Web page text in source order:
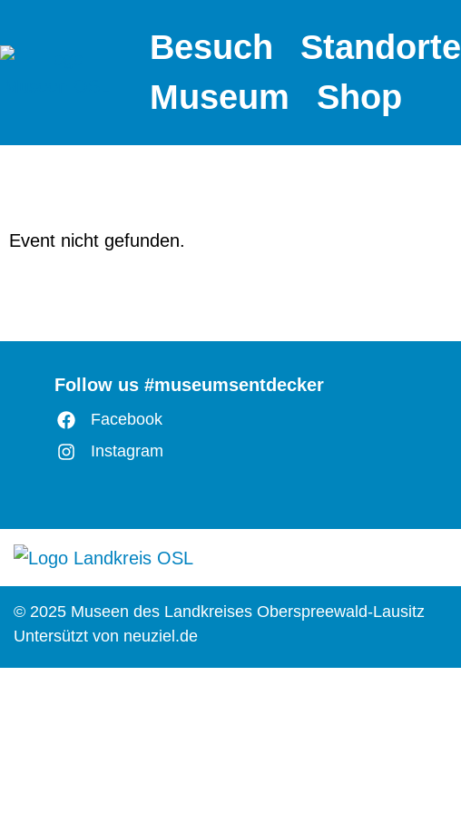
Besuch Standorte
Museum
Shop
Event nicht gefunden.
Follow us #museumsentdecker
Facebook
Instagram
© 2025 Museen des Landkreises Oberspreewald-Lausitz
Untersützt von neuziel.de